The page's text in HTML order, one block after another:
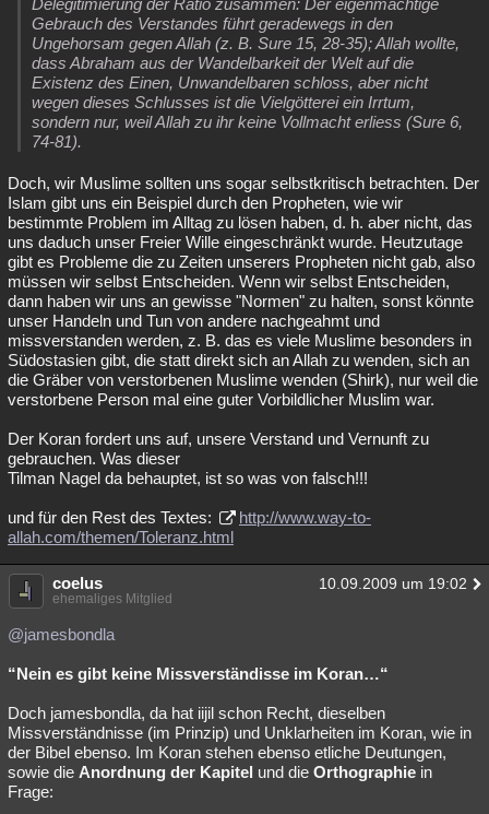
Delegitimierung der Ratio zusammen: Der eigenmächtige
Gebrauch des Verstandes führt geradewegs in den
Ungehorsam gegen Allah (z. B. Sure 15, 28-35); Allah wollte,
dass Abraham aus der Wandelbarkeit der Welt auf die
Existenz des Einen, Unwandelbaren schloss, aber nicht
wegen dieses Schlusses ist die Vielgötterei ein Irrtum,
sondern nur, weil Allah zu ihr keine Vollmacht erliess (Sure 6,
74-81).
Doch, wir Muslime sollten uns sogar selbstkritisch betrachten. Der
Islam gibt uns ein Beispiel durch den Propheten, wie wir
bestimmte Problem im Alltag zu lösen haben, d. h. aber nicht, das
uns daduch unser Freier Wille eingeschränkt wurde. Heutzutage
gibt es Probleme die zu Zeiten unserers Propheten nicht gab, also
müssen wir selbst Entscheiden. Wenn wir selbst Entscheiden,
dann haben wir uns an gewisse "Normen" zu halten, sonst könnte
unser Handeln und Tun von andere nachgeahmt und
missverstanden werden, z. B. das es viele Muslime besonders in
Südostasien gibt, die statt direkt sich an Allah zu wenden, sich an
die Gräber von verstorbenen Muslime wenden (Shirk), nur weil die
verstorbene Person mal eine guter Vorbildlicher Muslim war.
Der Koran fordert uns auf, unsere Verstand und Vernunft zu
gebrauchen. Was dieser
Tilman Nagel da behauptet, ist so was von falsch!!!
und für den Rest des Textes:
http://www.way-to-
allah.com/themen/Toleranz.html
coelus 10.09.2009 um 19:02
ehemaliges Mitglied
@jamesbondla
“Nein es gibt keine Missverständisse im Koran…“
Doch jamesbondla, da hat iijil schon Recht, dieselben
Missverständnisse (im Prinzip) und Unklarheiten im Koran, wie in
der Bibel ebenso. Im Koran stehen ebenso etliche Deutungen,
sowie die Anordnung der Kapitel und die Orthographie in
Frage: